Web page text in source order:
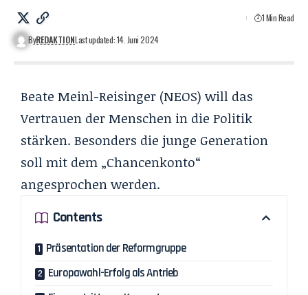
ByREDAKTIONLast updated: 14. Juni 2024
1 Min Read
Beate Meinl-Reisinger (NEOS) will das
Vertrauen der Menschen in die Politik
stärken. Besonders die junge Generation
soll mit dem „Chancenkonto“
angesprochen werden.
Contents
Präsentation der Reformgruppe
Europawahl-Erfolg als Antrieb